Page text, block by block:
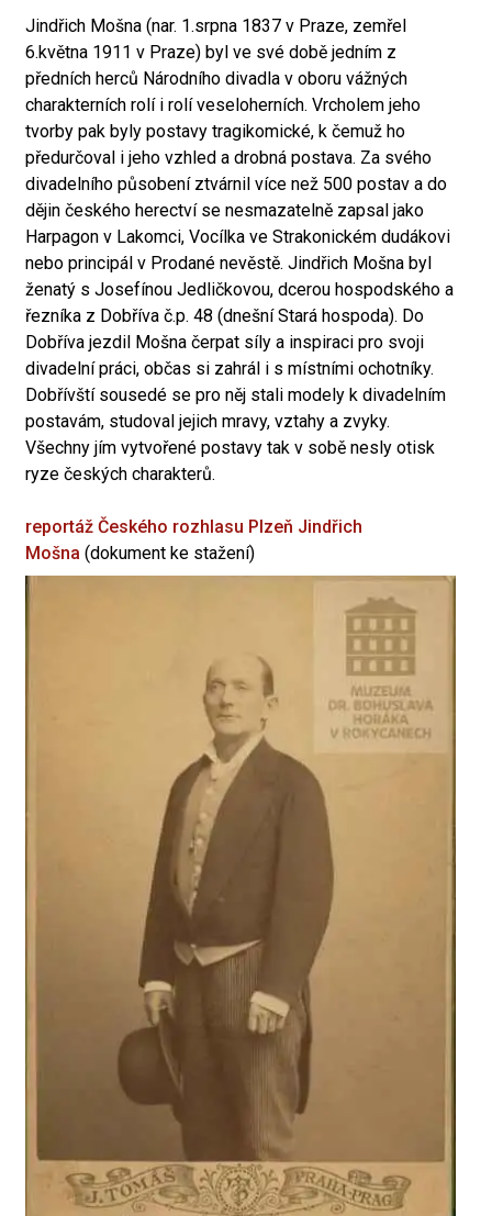
Jindřich Mošna (nar. 1.srpna 1837 v Praze, zemřel
6.května 1911 v Praze) byl ve své době jedním z
předních herců Národního divadla v oboru vážných
charakterních rolí i rolí veseloherních. Vrcholem jeho
tvorby pak byly postavy tragikomické, k čemuž ho
předurčoval i jeho vzhled a drobná postava. Za svého
divadelního působení ztvárnil více než 500 postav a do
dějin českého herectví se nesmazatelně zapsal jako
Harpagon v Lakomci, Vocílka ve Strakonickém dudákovi
nebo principál v Prodané nevěstě. Jindřich Mošna byl
ženatý s Josefínou Jedličkovou, dcerou hospodského a
řezníka z Dobříva č.p. 48 (dnešní Stará hospoda). Do
Dobříva jezdil Mošna čerpat síly a inspiraci pro svoji
divadelní práci, občas si zahrál i s místními ochotníky.
Dobřívští sousedé se pro něj stali modely k divadelním
postavám, studoval jejich mravy, vztahy a zvyky.
Všechny jím vytvořené postavy tak v sobě nesly otisk
ryze českých charakterů.
reportáž Českého rozhlasu Plzeň Jindřich
Mošna (dokument ke stažení)